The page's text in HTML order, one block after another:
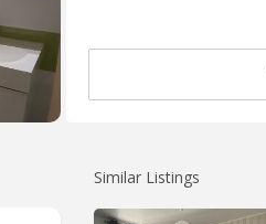
Similar Listings